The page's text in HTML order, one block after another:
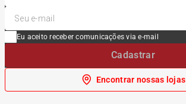
Eu aceito receber comunicações via e-mail
Cadastrar
Encontrar nossas lojas